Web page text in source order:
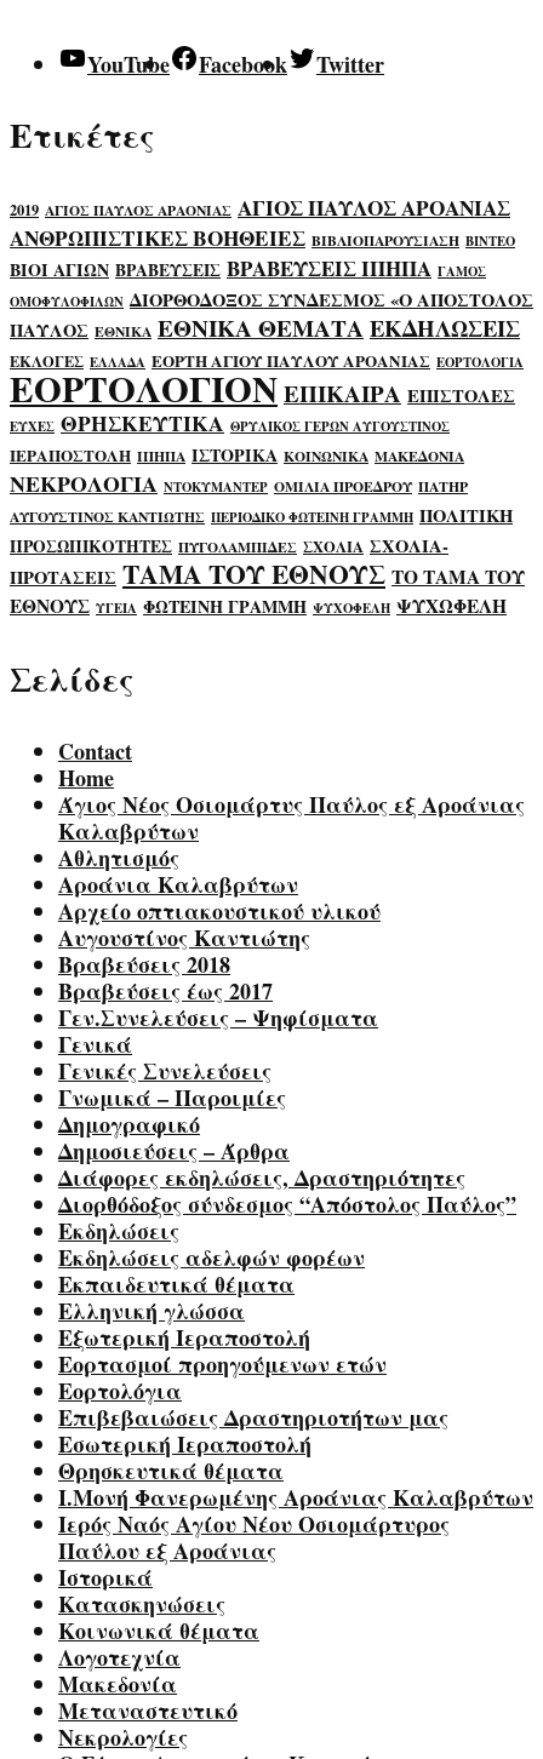
YouTube Facebook Twitter
Ετικέτες
2019 ΑΓΙΟΣ ΠΑΥΛΟΣ ΑΡΑΟΝΙΑΣ ΑΓΙΟΣ ΠΑΥΛΟΣ ΑΡΟΑΝΙΑΣ
ΑΝΘΡΩΠΙΣΤΙΚΕΣ ΒΟΗΘΕΙΕΣ ΒΙΒΛΙΟΠΑΡΟΥΣΙΑΣΗ ΒΙΝΤΕΟ
ΒΙΟΙ ΑΓΙΩΝ ΒΡΑΒΕΥΣΕΙΣ ΒΡΑΒΕΥΣΕΙΣ ΙΠΗΠΑ ΓΑΜΟΣ
ΟΜΟΦΥΛΟΦΙΛΩΝ ΔΙΟΡΘΟΔΟΞΟΣ ΣΥΝΔΕΣΜΟΣ «Ο ΑΠΟΣΤΟΛΟΣ
ΠΑΥΛΟΣ ΕΘΝΙΚΑ ΕΘΝΙΚΑ ΘΕΜΑΤΑΕΚΔΗΛΩΣΕΙΣ
ΕΚΛΟΓΕΣ ΕΛΛΑΔΑ ΕΟΡΤΗ ΑΓΙΟΥ ΠΑΥΛΟΥ ΑΡΟΑΝΙΑΣ ΕΟΡΤΟΛΟΓΙΑ
ΕΟΡΤΟΛΟΓΙΟΝΕΠΙΚΑΙΡΑ ΕΠΙΣΤΟΛΕΣ
ΕΥΧΕΣ ΘΡΗΣΚΕΥΤΙΚΑ ΘΡΥΛΙΚΟΣ ΓΕΡΩΝ ΑΥΓΟΥΣΤΙΝΟΣ
ΙΕΡΑΠΟΣΤΟΛΗ ΙΠΗΠΑ ΙΣΤΟΡΙΚΑ ΚΟΙΝΩΝΙΚΑ ΜΑΚΕΔΟΝΙΑ
ΝΕΚΡΟΛΟΓΙΑ ΝΤΟΚΥΜΑΝΤΕΡ ΟΜΙΛΙΑ ΠΡΟΕΔΡΟΥ ΠΑΤΗΡ
ΑΥΓΟΥΣΤΙΝΟΣ ΚΑΝΤΙΩΤΗΣ ΠΕΡΙΟΔΙΚΟ ΦΩΤΕΙΝΗ ΓΡΑΜΜΗ ΠΟΛΙΤΙΚΗ
ΠΡΟΣΩΠΙΚΟΤΗΤΕΣ ΠΥΓΟΛΑΜΠΙΔΕΣ ΣΧΟΛΙΑ ΣΧΟΛΙΑ-
ΠΡΟΤΑΣΕΙΣ ΤΑΜΑ ΤΟΥ ΕΘΝΟΥΣ ΤΟ ΤΑΜΑ ΤΟΥ
ΕΘΝΟΥΣ ΥΓΕΙΑ ΦΩΤΕΙΝΗ ΓΡΑΜΜΗ ΨΥΧΟΦΕΛΗ ΨΥΧΩΦΕΛΗ
Σελίδες
Contact
Home
Άγιος Νέος Οσιομάρτυς Παύλος εξ Αροάνιας
Καλαβρύτων
Αθλητισμός
Αροάνια Καλαβρύτων
Αρχείο οπτιακουστικού υλικού
Αυγουστίνος Καντιώτης
Βραβεύσεις 2018
Βραβεύσεις έως 2017
Γεν.Συνελεύσεις – Ψηφίσματα
Γενικά
Γενικές Συνελεύσεις
Γνωμικά – Παροιμίες
Δημογραφικό
Δημοσιεύσεις – Άρθρα
Διάφορες εκδηλώσεις, Δραστηριότητες
Διορθόδοξος σύνδεσμος “Απόστολος Παύλος”
Εκδηλώσεις
Εκδηλώσεις αδελφών φορέων
Εκπαιδευτικά θέματα
Ελληνική γλώσσα
Εξωτερική Ιεραποστολή
Εορτασμοί προηγούμενων ετών
Εορτολόγια
Επιβεβαιώσεις Δραστηριοτήτων μας
Εσωτερική Ιεραποστολή
Θρησκευτικά θέματα
Ι.Μονή Φανερωμένης Αροάνιας Καλαβρύτων
Ιερός Ναός Αγίου Νέου Οσιομάρτυρος
Παύλου εξ Αροάνιας
Ιστορικά
Κατασκηνώσεις
Κοινωνικά θέματα
Λογοτεχνία
Μακεδονία
Μεταναστευτικό
Νεκρολογίες